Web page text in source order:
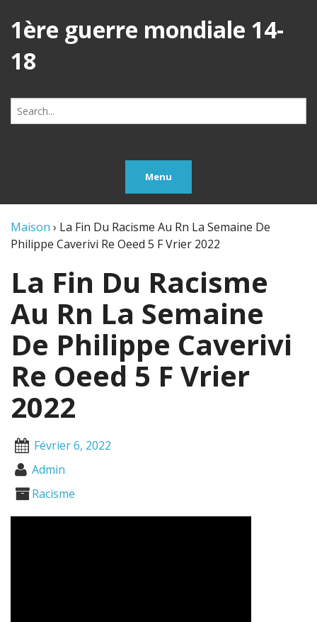
1ère guerre mondiale 14-
18
Search
for:
Menu
Maison › La Fin Du Racisme Au Rn La Semaine De
Philippe Caverivi Re Oeed 5 F Vrier 2022
La Fin Du Racisme
Au Rn La Semaine
De Philippe Caverivi
Re Oeed 5 F Vrier
2022
Février 6, 2022
Admin
Racisme